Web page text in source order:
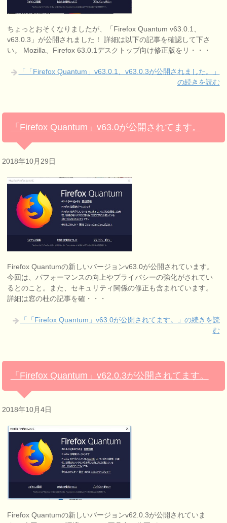
ちょっとおそくなりましたが、「Firefox Quantum v63.0.1、
v63.0.3」が公開されました！ 詳細は以下の記事を確認して下さ
い。 Mozilla、Firefox 63.0.1デスクトップ向け修正版をリ・・・
「「Firefox Quantum」v63.0.1、v63.0.3が公開されました。」
の続きを読む
「Firefox Quantum」v63.0が公開されてます。
2018年10月29日
Firefox Quantumの新しいバージョンv63.0が公開されています。
今回は、パフォーマンスの向上やプライバシーの強化がされてい
るとのこと。また、セキュリティ関係の修正も含まれています。
詳細は窓の杜の記事を確・・・
「「Firefox Quantum」v63.0が公開されてます。」の続きを読
む
「Firefox Quantum」v62.0.3が公開されてます。
2018年10月4日
Firefox Quantumの新しいバージョンv62.0.3が公開されていま